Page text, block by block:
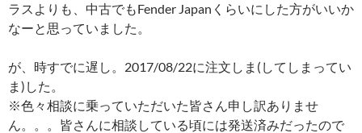
ラスよりも、中古でもFender Japanくらいにした方がいいか
なーと思っていました。
が、時すでに遅し。2017/08/22に注文しま(してしまってい
ま)した。
※色々相談に乗っていただいた皆さん申し訳ありませ
ん。。。皆さんに相談している頃には発送済みだったので